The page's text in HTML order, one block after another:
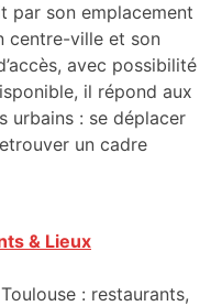
par son emplacement
centre-ville et son
avec possibilité
il répond aux
urbains : se déplacer
un cadre
& Lieux
: restaurants,